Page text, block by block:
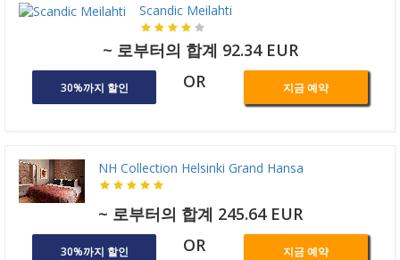
Scandic Meilahti
~ 로부터의 합계 92.34 EUR
30%까지 할인 OR 지금 예약
NH Collection Helsinki Grand Hansa
~ 로부터의 합계 245.64 EUR
30%까지 할인 OR 지금 예약